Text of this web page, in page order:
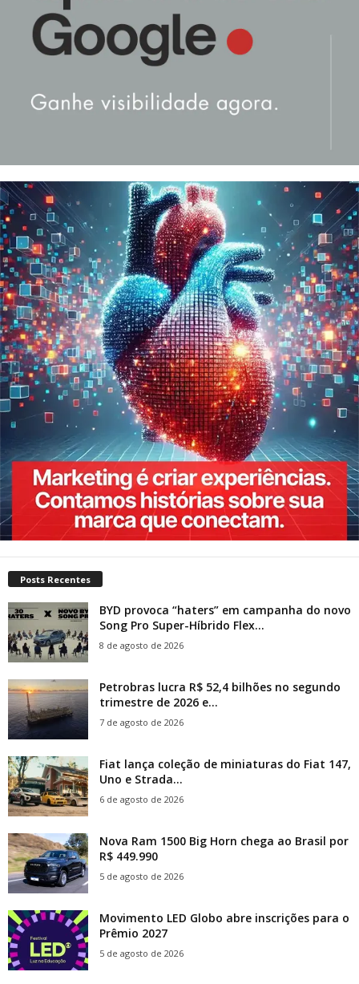
Posts Recentes
BYD provoca “haters” em campanha do novo
Song Pro Super-Híbrido Flex...
8 de agosto de 2026
Petrobras lucra R$ 52,4 bilhões no segundo
trimestre de 2026 e...
7 de agosto de 2026
Fiat lança coleção de miniaturas do Fiat 147,
Uno e Strada...
6 de agosto de 2026
Nova Ram 1500 Big Horn chega ao Brasil por
R$ 449.990
5 de agosto de 2026
Movimento LED Globo abre inscrições para o
Prêmio 2027
5 de agosto de 2026